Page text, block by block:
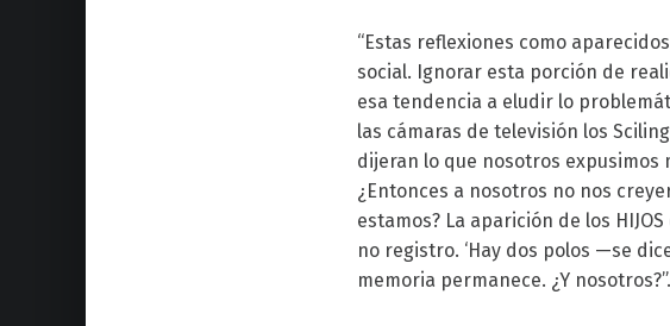
“Estas reflexiones como
social. Ignorar esta porción de
esa tendencia a eludir lo
las cámaras de televisión los
dijeran lo que nosotros expusimos
¿Entonces a nosotros no nos
estamos? La aparición de los
no registro. ‘Hay dos polos —se
memoria permanece. ¿Y nosotros?”.